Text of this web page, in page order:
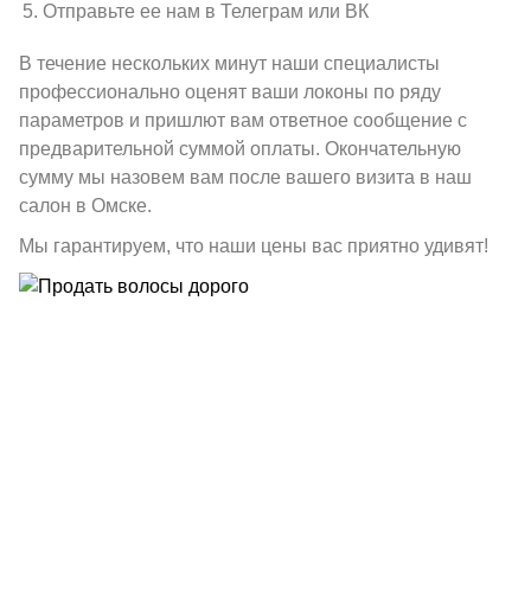
Отправьте ее нам в Телеграм или ВК
В течение нескольких минут наши специалисты
профессионально оценят ваши локоны по ряду
параметров и пришлют вам ответное сообщение с
предварительной суммой оплаты. Окончательную
сумму мы назовем вам после вашего визита в наш
салон в Омске.
Мы гарантируем, что наши цены вас приятно удивят!